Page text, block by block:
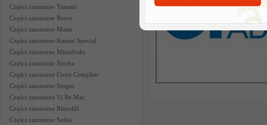
Części zamienne Yamato
Części zamienne Reece
Części zamienne Maier
Części zamienne Kansai Special
Części zamienne Mitsubishi
Części zamienne Siruba
Części zamienne Conti Complett
Części zamienne Singer
Części zamienne Vi.Be.Mac
Części zamienne Rimoldi
Części zamienne Seiko